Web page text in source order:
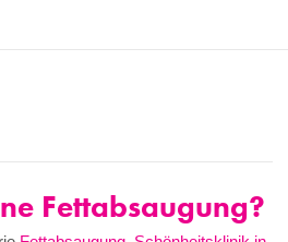
Fettabsaugung?